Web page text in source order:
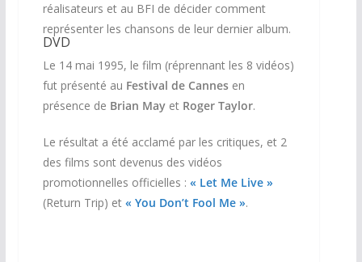
DVD
DVD
réalisateurs et au BFI de décider comment
représenter les chansons de leur dernier album.
Le 14 mai 1995, le film (réprennant les 8 vidéos)
fut présenté au Festival de Cannesen
présence de Brian Mayet Roger Taylor.
Le résultat a été acclamé par les critiques, et 2
des films sont devenus des vidéos
promotionnelles officielles : « Let Me Live »
(Return Trip) et« You Don’t Fool Me ».